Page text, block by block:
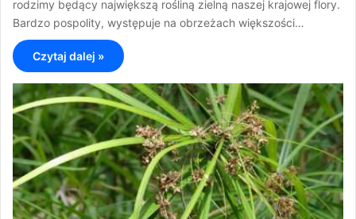
rodzimy będący największą rośliną zielną naszej krajowej flory.
Bardzo pospolity, występuje na obrzeżach większości…
Czytaj dalej »